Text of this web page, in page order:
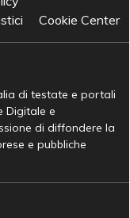
Cookie Center
di testate e portali
Digitale e
di diffondere la
e pubbliche